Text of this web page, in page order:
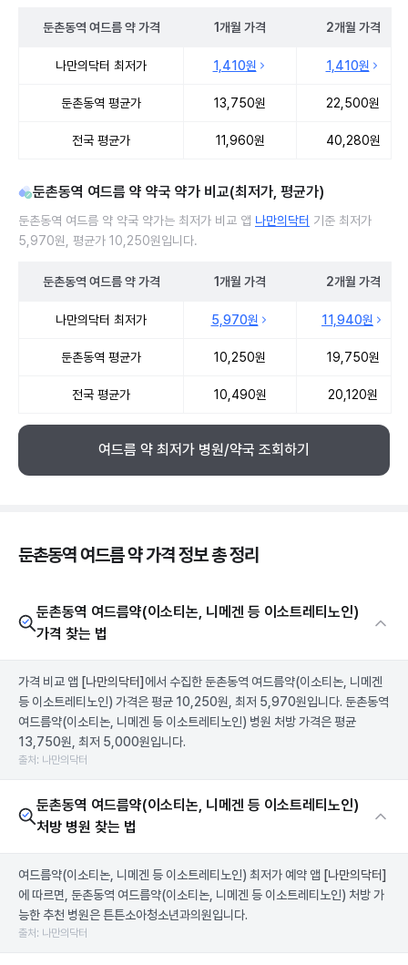
둔촌동역 여드름 약가격 1개월 가격 2개월 가격
나만의닥터 최저가 1,410원 1,410원
둔촌동역 평균가 13,750원 22,500원
전국 평균가 11,960원 40,280원
둔촌동역 여드름 약 약국 약가 비교(최저가, 평균가)
둔촌동역 여드름 약 약국 약가는 최저가 비교 앱 나만의닥터 기준 최저가
5,970원, 평균가 10,250원입니다.
둔촌동역 여드름 약가격 1개월 가격 2개월 가격
나만의닥터 최저가 5,970원 11,940원
둔촌동역 평균가 10,250원 19,750원
전국 평균가 10,490원 20,120원
여드름 약 최저가 병원/약국 조회하기
둔촌동역 여드름 약 가격 정보 총 정리
둔촌동역 여드름약(이소티논, 니메겐 등 이소트레티노인)
가격 찾는 법
가격 비교 앱 [나만의닥터] 에서 수집한 둔촌동역 여드름약(이소티논, 니메겐
등 이소트레티노인) 가격은 평균 10,250원, 최저 5,970원입니다. 둔촌동역
여드름약(이소티논, 니메겐 등 이소트레티노인) 병원 처방 가격은 평균
13,750원, 최저 5,000원입니다.
출처: 나만의닥터
둔촌동역 여드름약(이소티논, 니메겐 등 이소트레티노인)
처방 병원 찾는 법
여드름약(이소티논, 니메겐 등 이소트레티노인) 최저가 예약 앱 [나만의닥터]
에 따르면, 둔촌동역 여드름약(이소티논, 니메겐 등 이소트레티노인) 처방 가
능한 추천 병원은 튼튼소아청소년과의원입니다.
출처: 나만의닥터